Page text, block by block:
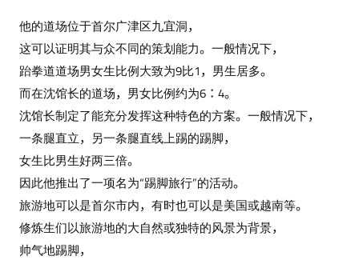
他的道场位于首尔广津区九宜洞，
这可以证明其与众不同的策划能力。一般情况下，
跆拳道道场男女生比例大致为9比1，男生居多。
而在沈馆长的道场，男女比例约为6：4。
沈馆长制定了能充分发挥这种特色的方案。一般情况下，
一条腿直立，另一条腿直线上踢的踢脚，
女生比男生好两三倍。
因此他推出了一项名为“踢脚旅行”的活动。
旅游地可以是首尔市内，有时也可以是美国或越南等。
修炼生们以旅游地的大自然或独特的风景为背景，
帅气地踢脚，